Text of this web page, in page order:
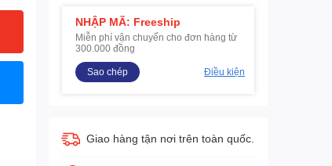
NHẬP MÃ: Freeship
Miễn phí vận chuyển cho đơn hàng từ
300.000 đồng
Sao chép
Điều kiện
Giao hàng tận nơi trên toàn quốc.